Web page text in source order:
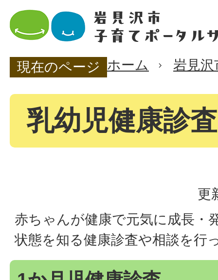
現在のページ ホーム 岩見
乳幼児健康診査
更
赤ちゃんが健康で元気に成長・
状態を知る健康診査や相談を行